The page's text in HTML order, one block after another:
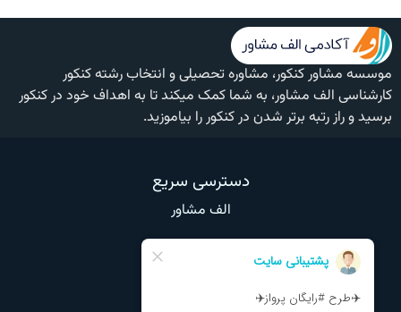
موسسه مشاور کنکور، مشاوره تحصیلی و انتخاب رشته کنکور
کارشناسی الف مشاور، به شما کمک میکند تا به اهداف خود در کنکور
برسید و راز رتبه برتر شدن در کنکور را بیاموزید.
دسترسی سریع
الف مشاور